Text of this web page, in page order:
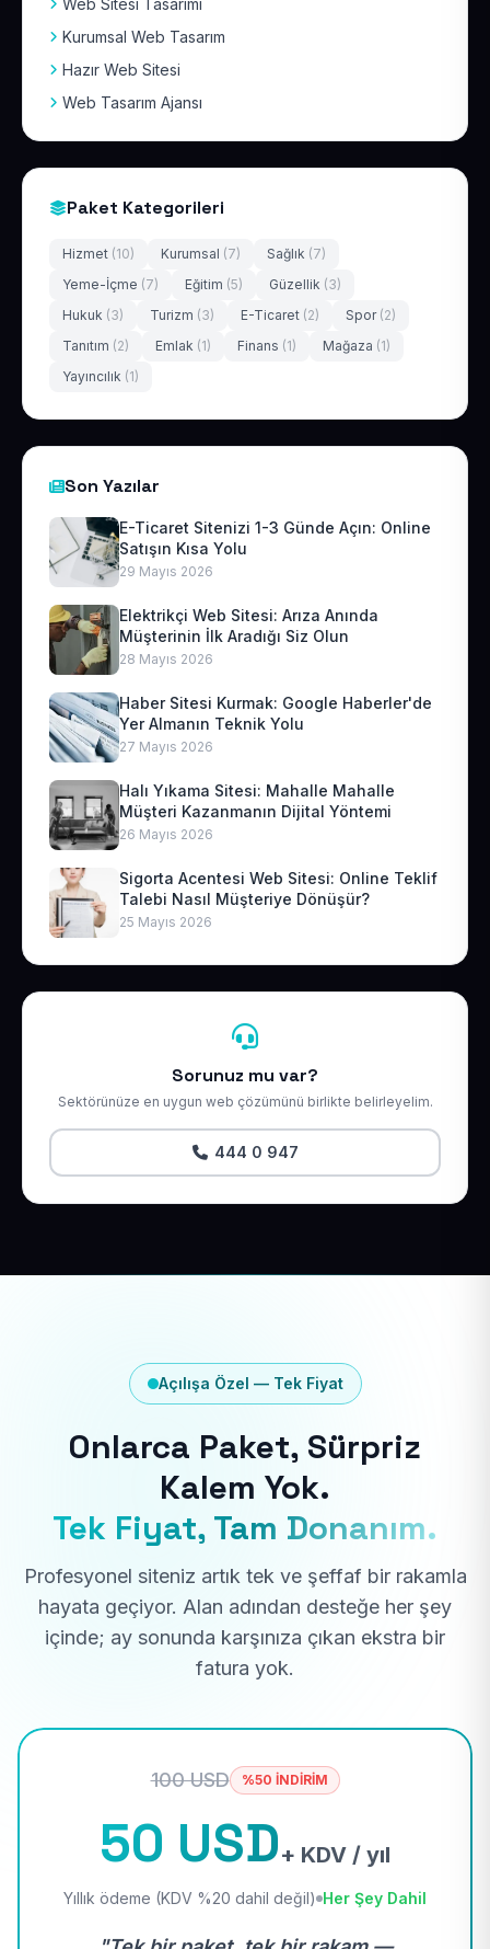
Web Sitesi Tasarımı
Kurumsal Web Tasarım
Hazır Web Sitesi
Web Tasarım Ajansı
Paket Kategorileri
Hizmet (10) Kurumsal (7) Sağlık (7)
Yeme-İçme (7) Eğitim (5) Güzellik (3)
Hukuk (3) Turizm (3) E-Ticaret (2) Spor (2)
Tanıtım (2) Emlak (1) Finans (1) Mağaza (1)
Yayıncılık (1)
Son Yazılar
E-Ticaret Sitenizi 1-3 Günde Açın: Online
Satışın Kısa Yolu
29 Mayıs 2026
Elektrikçi Web Sitesi: Arıza Anında
Müşterinin İlk Aradığı Siz Olun
28 Mayıs 2026
Haber Sitesi Kurmak: Google Haberler'de
Yer Almanın Teknik Yolu
27 Mayıs 2026
Halı Yıkama Sitesi: Mahalle Mahalle
Müşteri Kazanmanın Dijital Yöntemi
26 Mayıs 2026
Sigorta Acentesi Web Sitesi: Online Teklif
Talebi Nasıl Müşteriye Dönüşür?
25 Mayıs 2026
Sorunuz mu var?
Sektörünüze en uygun web çözümünü birlikte belirleyelim.
444 0 947
Açılışa Özel — Tek Fiyat
Onlarca Paket, Sürpriz
Kalem Yok.
Tek Fiyat, Tam Donanım.
Profesyonel siteniz artık tek ve şeffaf bir rakamla
hayata geçiyor. Alan adından desteğe her şey
içinde; ay sonunda karşınıza çıkan ekstra bir
fatura yok.
100 USD %50 İNDİRİM
50 USD+ KDV / yıl
Yıllık ödeme (KDV %20 dahil değil) Her Şey Dahil